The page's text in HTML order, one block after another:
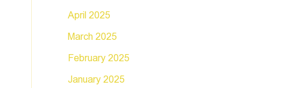
April 2025
March 2025
February 2025
January 2025